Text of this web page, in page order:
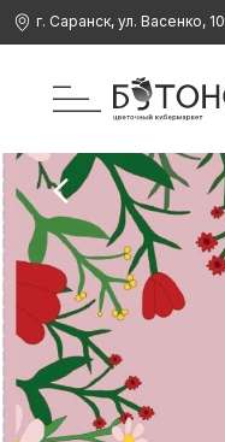
г. Саранск, ул. Васенко, 10